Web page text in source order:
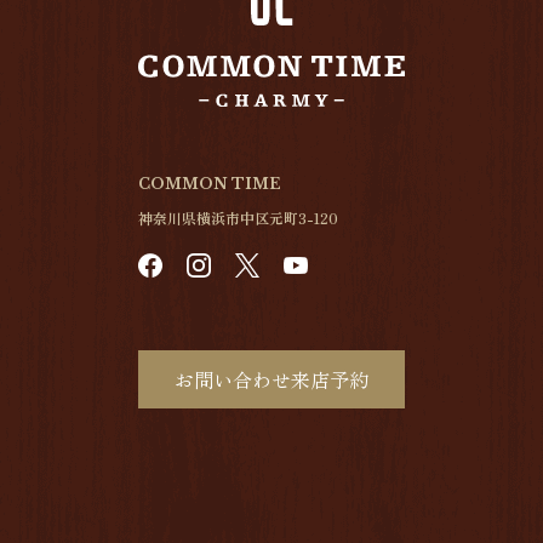
COMMON TIME
神奈川県横浜市中区元町3-120
お問い合わせ来店予約